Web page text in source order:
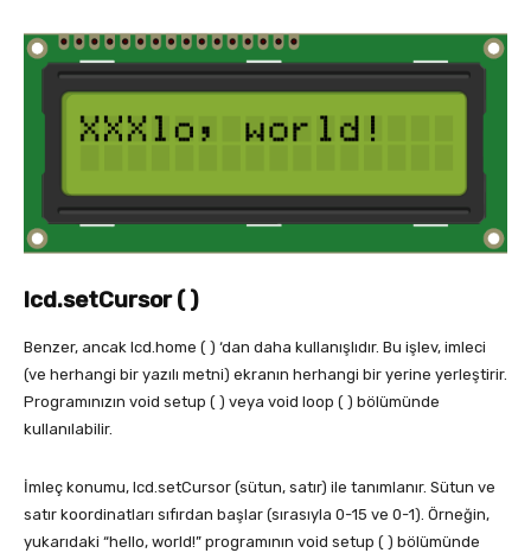
lcd.setCursor ( )
Benzer, ancak lcd.home ( ) ‘dan daha kullanışlıdır. Bu işlev, imleci
(ve herhangi bir yazılı metni) ekranın herhangi bir yerine yerleştirir.
Programınızın void setup ( ) veya void loop ( ) bölümünde
kullanılabilir.
İmleç konumu, lcd.setCursor (sütun, satır) ile tanımlanır. Sütun ve
satır koordinatları sıfırdan başlar (sırasıyla 0-15 ve 0-1). Örneğin,
yukarıdaki “hello, world!” programının void setup ( ) bölümünde